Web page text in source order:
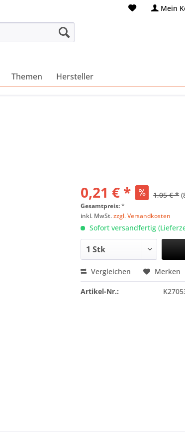
Mein
Themen Hersteller
0,21 € * 1,05 € *
Gesamtpreis:*
inkl. MwSt.zzgl. Versandkosten
Sofort versandfertig
Vergleichen Merken
Artikel-Nr.: